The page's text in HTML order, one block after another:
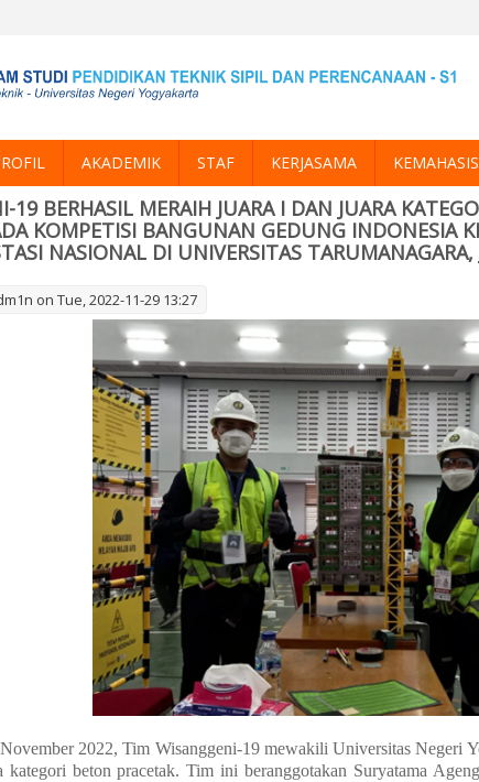
AKADEMIK STAF KERJASAMA
19 BERHASIL MERAIH JUARA I DAN JUARA
KOMPETISI BANGUNAN GEDUNG INDONESIA
NASIONAL DI UNIVERSITAS TARUMANAGARA,
on Tue, 2022-11-29 13:27
2022, Tim Wisanggeni-19 mewakili Universitas Negeri
kategori beton pracetak. Tim ini beranggotakan Suryatama